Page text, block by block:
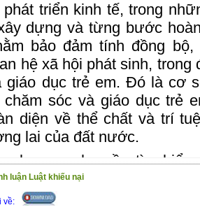
triển kinh tế, trong
dựng và từng bước
bảo đảm tính đồng
hệ xã hội phát sinh, trong
giáo dục trẻ em. Đó là cơ
sóc và giáo dục trẻ
diện về thể chất và trí
lai của đất nước.
phục vụ nhu cầu tìm hiểu
lợi của trẻ em, cuốn
:
luận Luật khiếu nại
về: